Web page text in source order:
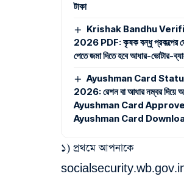
টাকা
Krishak Bandhu
2026 PDF: কৃষক বন্ধু প্রকল্পের
পেতে জমা দিতে হবে আধার-ভোটার-
Ayushman Card
2026: রেশন বা আধার নম্বর দিয়ে
Ayushman Card Approved
Ayushman Card
১) প্রথমে আপনাকে
socialsecurity.wb.gov.in